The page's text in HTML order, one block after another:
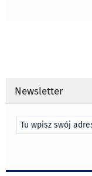
Newsletter